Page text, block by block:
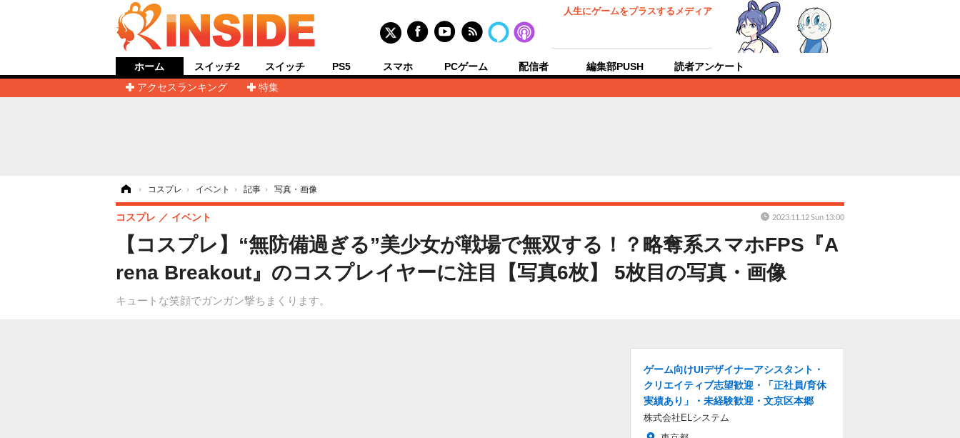
人生にゲームをプラスするメディア
ホーム
アクセスランキング
特集
スイッチ2 スイッチ PS5 スマホ PCゲーム 配信者 編集部PUSH 読者アンケート
› コスプレ › イベント › 記事 › 写真・画像
【コスプレ】“無防備過ぎる”美少女が戦場で無双する！？略奪系スマホFPS『A
rena Breakout』のコスプレイヤーに注目【写真6枚】 5枚目の写真・画像
キュートな笑顔でガンガン撃ちまくります。
コスプレ イベント 2023.11.12 Sun 13:00
ゲーム向けUIデザイナーアシスタント・
クリエイティブ志望歓迎・「正社員/育休
実績あり」・未経験歓迎・文京区本郷
株式会社ELシステム